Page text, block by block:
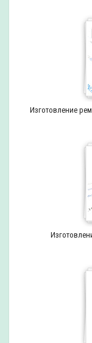
Изготовление